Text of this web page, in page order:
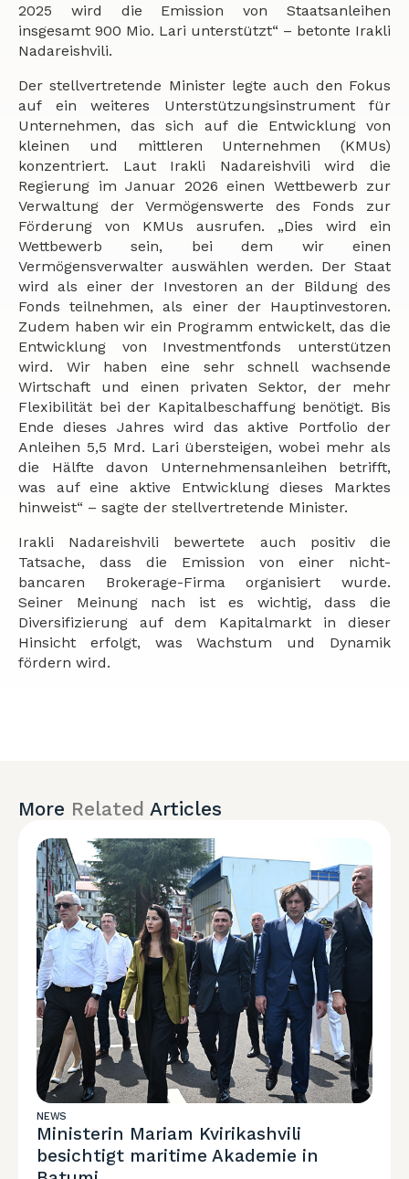
2025 wird die Emission von Staatsanleihen
insgesamt 900 Mio. Lari unterstützt“ – betonte Irakli
Nadareishvili.
Der stellvertretende Minister legte auch den Fokus
auf ein weiteres Unterstützungsinstrument für
Unternehmen, das sich auf die Entwicklung von
kleinen und mittleren Unternehmen (KMUs)
konzentriert. Laut Irakli Nadareishvili wird die
Regierung im Januar 2026 einen Wettbewerb zur
Verwaltung der Vermögenswerte des Fonds zur
Förderung von KMUs ausrufen. „Dies wird ein
Wettbewerb sein, bei dem wir einen
Vermögensverwalter auswählen werden. Der Staat
wird als einer der Investoren an der Bildung des
Fonds teilnehmen, als einer der Hauptinvestoren.
Zudem haben wir ein Programm entwickelt, das die
Entwicklung von Investmentfonds unterstützen
wird. Wir haben eine sehr schnell wachsende
Wirtschaft und einen privaten Sektor, der mehr
Flexibilität bei der Kapitalbeschaffung benötigt. Bis
Ende dieses Jahres wird das aktive Portfolio der
Anleihen 5,5 Mrd. Lari übersteigen, wobei mehr als
die Hälfte davon Unternehmensanleihen betrifft,
was auf eine aktive Entwicklung dieses Marktes
hinweist“ – sagte der stellvertretende Minister.
Irakli Nadareishvili bewertete auch positiv die
Tatsache, dass die Emission von einer nicht-
bancaren Brokerage-Firma organisiert wurde.
Seiner Meinung nach ist es wichtig, dass die
Diversifizierung auf dem Kapitalmarkt in dieser
Hinsicht erfolgt, was Wachstum und Dynamik
fördern wird.
More Related Articles
NEWS
Ministerin Mariam Kvirikashvili
besichtigt maritime Akademie in